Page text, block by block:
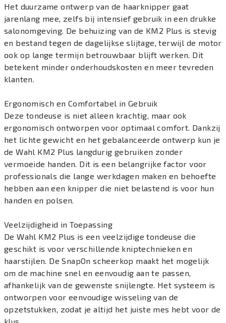
Het duurzame ontwerp van de haarknipper gaat
jarenlang mee, zelfs bij intensief gebruik in een drukke
salonomgeving. De behuizing van de KM2 Plus is stevig
en bestand tegen de dagelijkse slijtage, terwijl de motor
ook op lange termijn betrouwbaar blijft werken. Dit
betekent minder onderhoudskosten en meer tevreden
klanten.
Ergonomisch en Comfortabel in Gebruik
Deze tondeuse is niet alleen krachtig, maar ook
ergonomisch ontworpen voor optimaal comfort. Dankzij
het lichte gewicht en het gebalanceerde ontwerp kun je
de Wahl KM2 Plus langdurig gebruiken zonder
vermoeide handen. Dit is een belangrijke factor voor
professionals die lange werkdagen maken en behoefte
hebben aan een knipper die niet belastend is voor hun
handen en polsen.
Veelzijdigheid in Toepassing
De Wahl KM2 Plus is een veelzijdige tondeuse die
geschikt is voor verschillende kniptechnieken en
haarstijlen. De SnapOn scheerkop maakt het mogelijk
om de machine snel en eenvoudig aan te passen,
afhankelijk van de gewenste snijlengte. Het systeem is
ontworpen voor eenvoudige wisseling van de
opzetstukken, zodat je altijd het juiste mes hebt voor de